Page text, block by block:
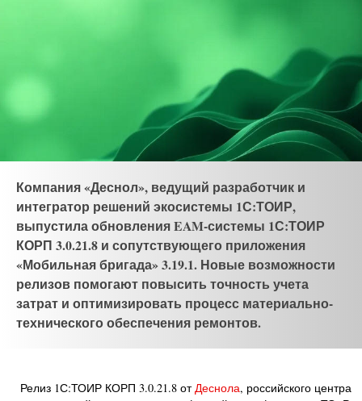
Компания «Деснол», ведущий разработчик и
интегратор решений экосистемы 1С:ТОИР,
выпустила обновления EAM-системы 1С:ТОИР
КОРП 3.0.21.8 и сопутствующего приложения
«Мобильная бригада» 3.19.1. Новые возможности
релизов помогают повысить точность учета
затрат и оптимизировать процесс материально-
технического обеспечения ремонтов.
Релиз 1С:ТОИР КОРП 3.0.21.8 отДеснола, российского центра